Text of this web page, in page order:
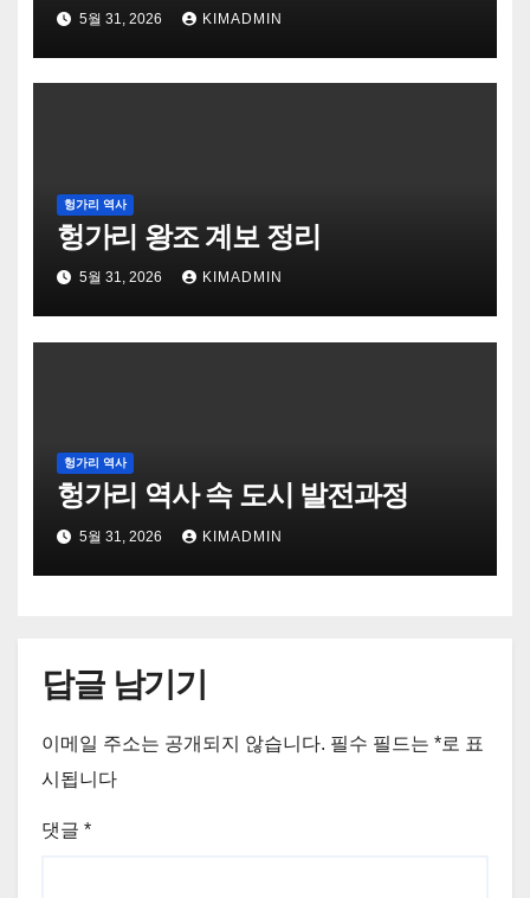
5월 31, 2026 KIMADMIN
헝가리 역사
헝가리 왕조 계보 정리
5월 31, 2026 KIMADMIN
헝가리 역사
헝가리 역사 속 도시 발전과정
5월 31, 2026 KIMADMIN
답글 남기기
이메일 주소는 공개되지 않습니다. 필수 필드는 *로 표
시됩니다
댓글 *